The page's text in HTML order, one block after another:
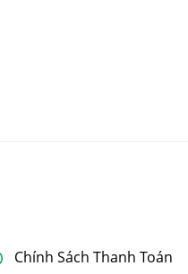
Chính Sách Thanh Toán